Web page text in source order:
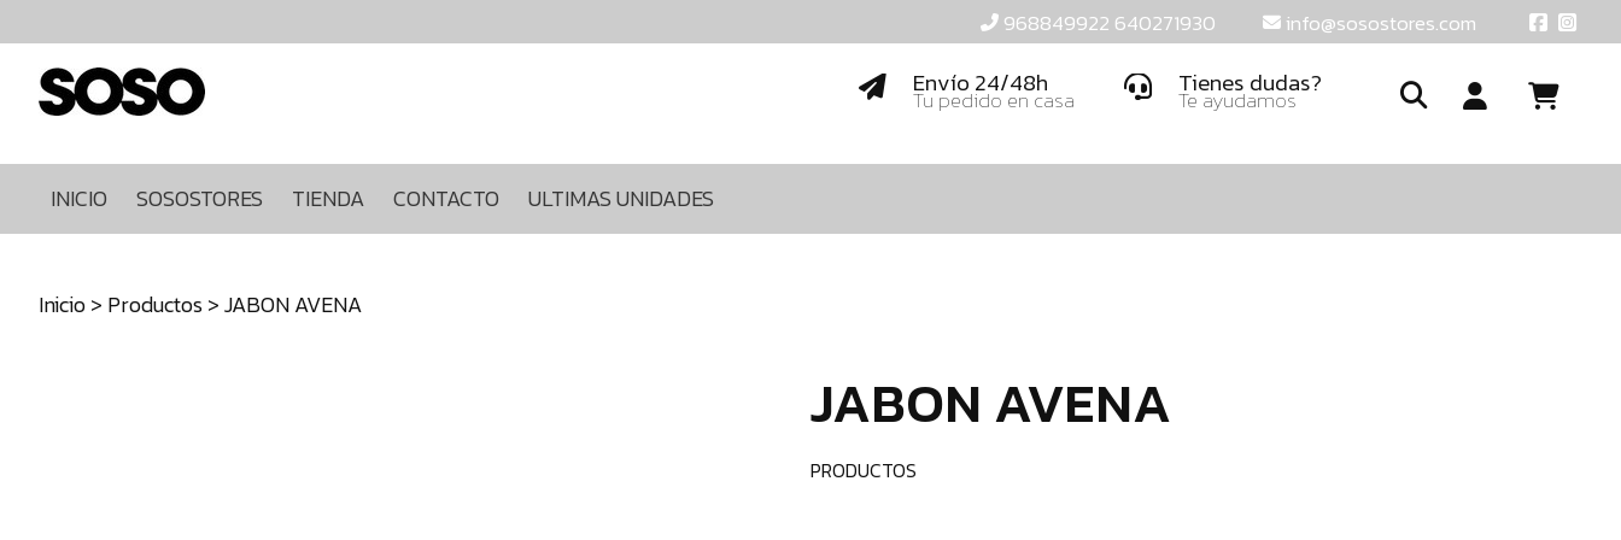
968849922 640271930 info@sosostores.com
Envío 24/48h
Tu pedido en casa
Tienes dudas?
Te ayudamos
INICIO SOSOSTORES TIENDA CONTACTO ULTIMAS UNIDADES
Inicio
Sosostores
Contacto
Ultimas
640271930
Inicio> Productos> JABON AVENA
JABON AVENA
PRODUCTOS